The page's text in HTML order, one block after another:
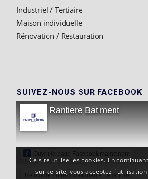
Industriel / Tertiaire
Maison individuelle
Rénovation / Restauration
SUIVEZ-NOUS SUR FACEBOOK
Rantiere Batiment
Ouvrir la page Facebook maintenant
Rejoindre notre communauté FaceBook
Ce site utilise les cookies. En
sur ce site, vous acceptez l'utilisation